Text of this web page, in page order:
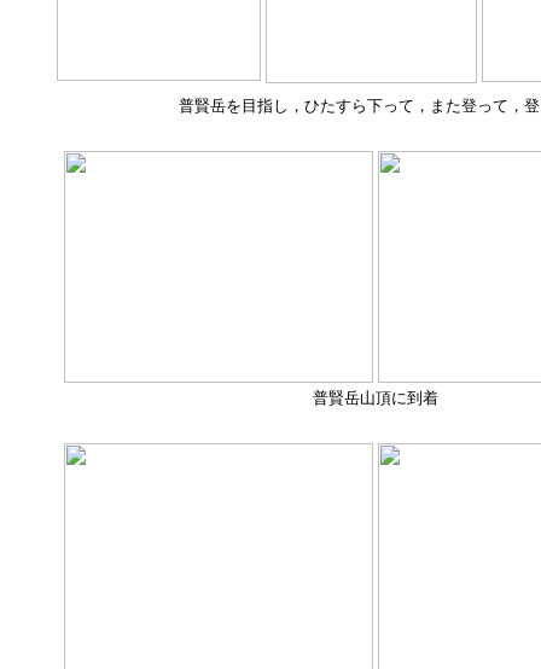
普賢岳を目指し，ひたすら下って，また登って，
普賢岳山頂に到着